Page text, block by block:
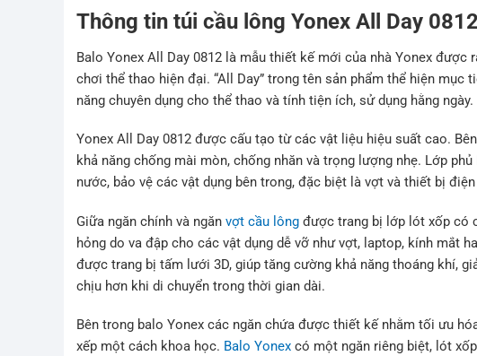
Thông tin túi cầu lông Yonex All Day 0812
Balo Yonex All Day 0812 là mẫu thiết kế mới của nhà Yonex được
chơi thể thao hiện đại. “All Day” trong tên sản phẩm thể hiện
năng chuyên dụng cho thể thao và tính tiện ích, sử dụng hằng ngày.
Yonex All Day 0812 được cấu tạo từ các vật liệu hiệu suất cao.
khả năng chống mài mòn, chống nhăn và trọng lượng nhẹ. Lớp
nước, bảo vệ các vật dụng bên trong, đặc biệt là vợt và thiết bị
Giữa ngăn chính và ngănvợt cầu lông được trang bị lớp lót xốp có
hỏng do va đập cho các vật dụng dễ vỡ như vợt, laptop, kính mắt
được trang bị tấm lưới 3D, giúp tăng cường khả năng thoáng khí,
chịu hơn khi di chuyển trong thời gian dài.
Bên trong balo Yonex các ngăn chứa được thiết kế nhằm tối ưu
xếp một cách khoa học. Balo Yonex có một ngăn riêng biệt, lót